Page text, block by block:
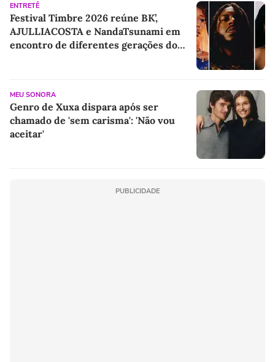
ENTRETÊ
Festival Timbre 2026 reúne BK’,
AJULLIACOSTA e NandaTsunami em
encontro de diferentes gerações do
MEU SONORA
Genro de Xuxa dispara após ser
chamado de 'sem carisma': 'Não vou
aceitar'
PUBLICIDADE